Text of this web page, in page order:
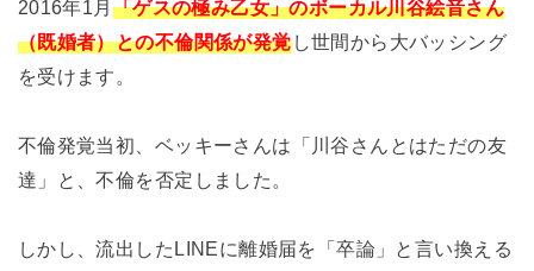
2016年1月 「ゲスの極み乙女」のボーカル川谷絵音さん
（既婚者）との不倫関係が発覚し世間から大バッシング
を受けます。
不倫発覚当初、ベッキーさんは「川谷さんとはただの友
達」と、不倫を否定しました。
しかし、流出したLINEに離婚届を「卒論」と言い換える